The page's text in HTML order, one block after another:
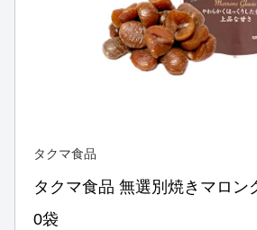
タクマ食品
タクマ食品 無選別焼きマロン
0袋